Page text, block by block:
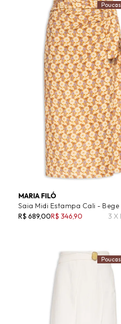
MARIA FILÓ
Saia Midi Estampa Cali - Bege
R$ 689,00R$ 346,90 3 X